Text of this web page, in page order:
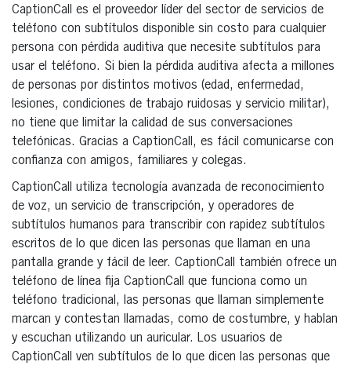
CaptionCall es el proveedor líder del sector de servicios de
teléfono con subtítulos disponible sin costo para cualquier
persona con pérdida auditiva que necesite subtítulos para
usar el teléfono. Si bien la pérdida auditiva afecta a millones
de personas por distintos motivos (edad, enfermedad,
lesiones, condiciones de trabajo ruidosas y servicio militar),
no tiene que limitar la calidad de sus conversaciones
telefónicas. Gracias a CaptionCall, es fácil comunicarse con
confianza con amigos, familiares y colegas.
CaptionCall utiliza tecnología avanzada de reconocimiento
de voz, un servicio de transcripción, y operadores de
subtítulos humanos para transcribir con rapidez subtítulos
escritos de lo que dicen las personas que llaman en una
pantalla grande y fácil de leer. CaptionCall también ofrece un
teléfono de línea fija CaptionCall que funciona como un
teléfono tradicional, las personas que llaman simplemente
marcan y contestan llamadas, como de costumbre, y hablan
y escuchan utilizando un auricular. Los usuarios de
CaptionCall ven subtítulos de lo que dicen las personas que